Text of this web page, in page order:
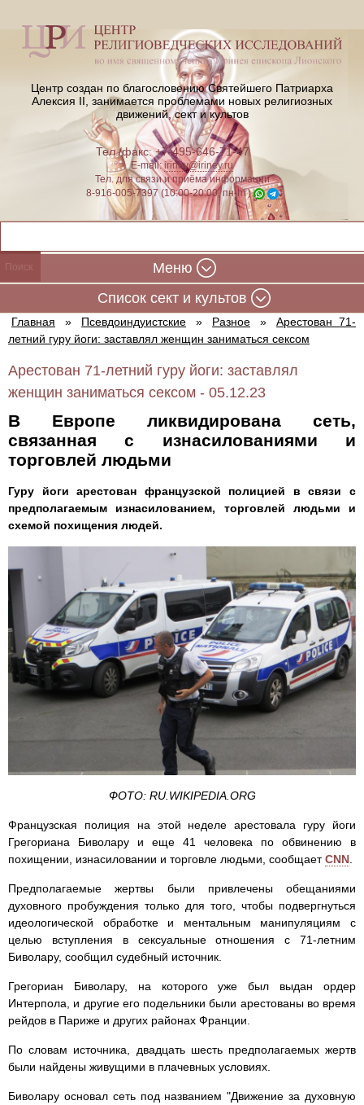
Центр создан по благословению Святейшего Патриарха
Алексия II, занимается проблемами новых религиозных
движений, сект и культов
Тел./факс: +7-495-646-71-47
E-mail:iriney@iriney.ru
Тел. для связи и приёма информации
8-916-005-7397 (10:00-20:00, пн-пт)
Меню
Cписок сект и культов
Главная » Псевдоиндуистские » Разное »
Арестован 71-
летний гуру йоги: заставлял женщин заниматься сексом
Арестован 71-летний гуру йоги: заставлял
женщин заниматься сексом - 05.12.23
В Европе ликвидирована сеть,
связанная с изнасилованиями и
торговлей людьми
Гуру йоги арестован французской полицией в связи с
предполагаемым изнасилованием, торговлей людьми и
схемой похищения людей.
ФОТО: RU.WIKIPEDIA.ORG
Французская полиция на этой неделе арестовала гуру йоги
Грегориана Биволару и еще 41 человека по обвинению в
похищении, изнасиловании и торговле людьми, сообщаетCNN
Предполагаемые жертвы были привлечены обещаниями
духовного пробуждения только для того, чтобы подвергнуться
идеологической обработке и ментальным манипуляциям с
целью вступления в сексуальные отношения с 71-летним
Биволару, сообщил судебный источник.
Грегориан Биволару, на которого уже был выдан ордер
Интерпола, и другие его подельники были арестованы во время
рейдов в Париже и других районах Франции.
По словам источника, двадцать шесть предполагаемых жертв
были найдены живущими в плачевных условиях.
Биволару основал сеть под названием "Движение за духовную